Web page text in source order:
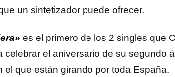
un sintetizador puede ofrecer.
es el primero de los 2 singles que
celebrar el aniversario de su segundo
el que están girando por toda España.